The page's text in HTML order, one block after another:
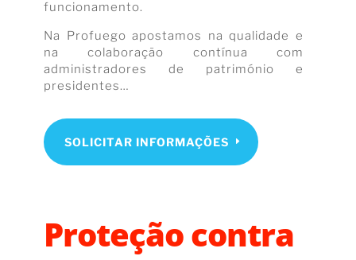
funcionamento.
Na Profuego apostamos na qualidade e
na colaboração contínua com
administradores de património e
presidentes…
SOLICITAR INFORMAÇÕES
Proteção contra